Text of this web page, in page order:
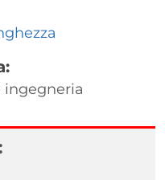
ingegneria